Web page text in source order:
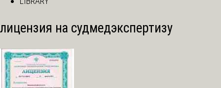
лицензия на судмедэкспертизу